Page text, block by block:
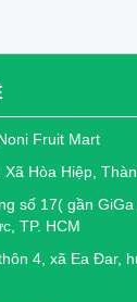
Fruit Mart
Hòa Hiệp,
số 17( gần
TP. HCM
4, xã Ea Đar,